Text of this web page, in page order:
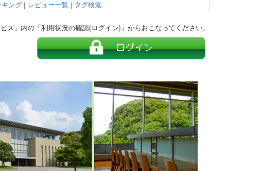
ング| レビュー一覧| タグ検索
ス」内の「利用状況の確認(ログイン)」からおこなってください。